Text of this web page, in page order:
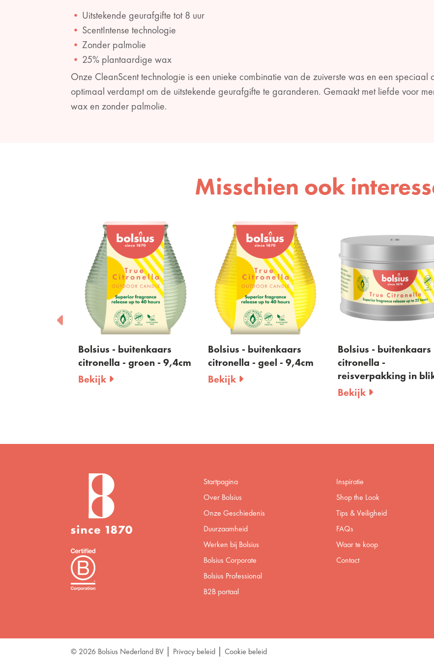
Uitstekende geurafgifte tot 8 uur
ScentIntense technologie
Zonder palmolie
25% plantaardige wax
Onze CleanScent technologie is een unieke combinatie van de zuiverste was en een
optimaal verdampt om de uitstekende geurafgifte te garanderen. Gemaakt met liefde voor
wax en zonder palmolie.
Misschien ook
Bolsius - buitenkaars
citronella - groen - 9,4cm
Bekijk
Bolsius - buitenkaars
citronella - geel - 9,4cm
Bekijk
Bolsius - buitenkaars
citronella -
reisverpakking in
Bekijk
Startpagina
Over Bolsius
Onze Geschiedenis
Duurzaamheid
Werken bij Bolsius
Bolsius Corporate
Bolsius Professional
B2B portaal
Inspiratie
Shop the Look
Tips & Veiligheid
FAQs
Waar te koop
Contact
© 2026 Bolsius Nederland BV Privacy beleid Cookie beleid